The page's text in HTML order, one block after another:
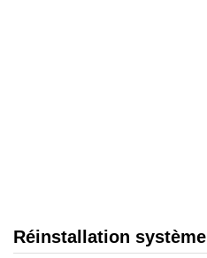
Réinstallation système